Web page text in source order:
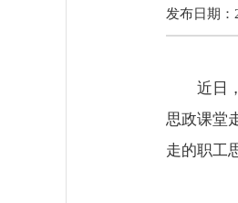
发布日期：
近日
思政课堂
走的职工